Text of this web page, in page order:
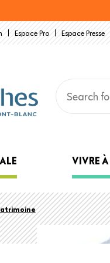
Espace Pro Espace Presse
VIVRE
Back
to